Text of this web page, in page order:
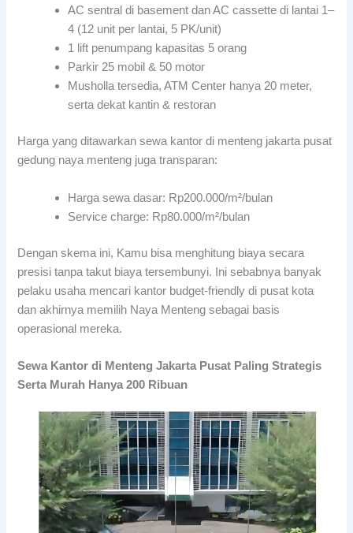
AC sentral di basement dan AC cassette di lantai 1–
4 (12 unit per lantai, 5 PK/unit)
1 lift penumpang kapasitas 5 orang
Parkir 25 mobil & 50 motor
Musholla tersedia, ATM Center hanya 20 meter,
serta dekat kantin & restoran
Harga yang ditawarkan sewa kantor di menteng jakarta pusat
gedung naya menteng juga transparan:
Harga sewa dasar: Rp200.000/m²/bulan
Service charge: Rp80.000/m²/bulan
Dengan skema ini, Kamu bisa menghitung biaya secara
presisi tanpa takut biaya tersembunyi. Ini sebabnya banyak
pelaku usaha mencari kantor budget-friendly di pusat kota
dan akhirnya memilih Naya Menteng sebagai basis
operasional mereka.
Sewa Kantor di Menteng Jakarta Pusat Paling Strategis
Serta Murah Hanya 200 Ribuan